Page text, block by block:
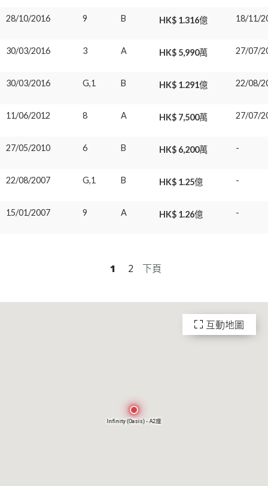
Infinity (Oasis) - A2座
互動地圖
28/10/2016 9 B HK$ 1.316億 18/11/
30/03/2016 3 A HK$ 5,990萬 27/07/
30/03/2016 G,1 B HK$ 1.291億 22/08/
11/06/2012 8 A HK$ 7,500萬 27/07/
27/05/2010 6 B HK$ 6,200萬 -
22/08/2007 G,1 B HK$ 1.25億 -
15/01/2007 9 A HK$ 1.26億 -
1 2 下頁